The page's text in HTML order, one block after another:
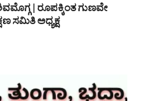
| ರೂಪಕ್ಕಿಂತ ಗುಣವೇ
ಸಮಿತಿ ಅಧ್ಯಕ್ಷ